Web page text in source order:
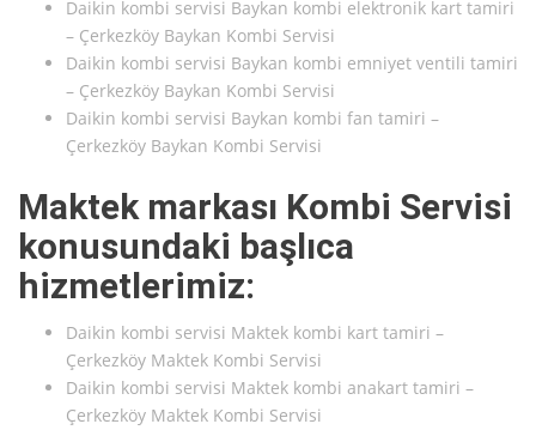
Daikin kombi servisi Baykan kombi elektronik kart tamiri
– Çerkezköy Baykan Kombi Servisi
Daikin kombi servisi Baykan kombi emniyet ventili tamiri
– Çerkezköy Baykan Kombi Servisi
Daikin kombi servisi Baykan kombi fan tamiri –
Çerkezköy Baykan Kombi Servisi
Maktek markası Kombi Servisi
konusundaki başlıca
hizmetlerimiz:
Daikin kombi servisi Maktek kombi kart tamiri –
Çerkezköy Maktek Kombi Servisi
Daikin kombi servisi Maktek kombi anakart tamiri –
Çerkezköy Maktek Kombi Servisi